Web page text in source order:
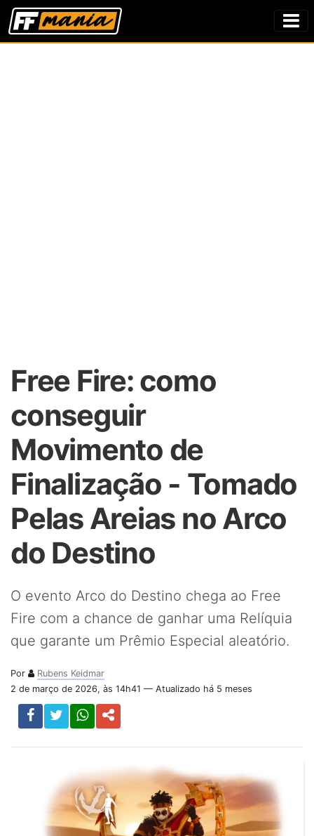
Free Fire: como
conseguir
Movimento de
Finalização - Tomado
Pelas Areias no Arco
do Destino
O evento Arco do Destino chega ao Free
Fire com a chance de ganhar uma Relíquia
que garante um Prêmio Especial aleatório.
Por
Rubens Keidmar
2 de março de 2026, às 14h41 — Atualizado há 5 meses